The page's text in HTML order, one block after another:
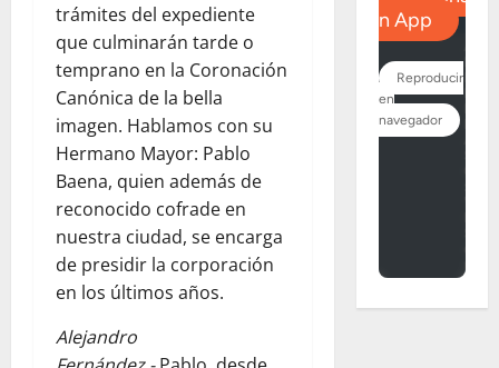
trámites del expediente
que culminarán tarde o
temprano en la Coronación
Canónica de la bella
imagen. Hablamos con su
Hermano Mayor: Pablo
Baena, quien además de
reconocido cofrade en
nuestra ciudad, se encarga
de presidir la corporación
en los últimos años.
Alejandro